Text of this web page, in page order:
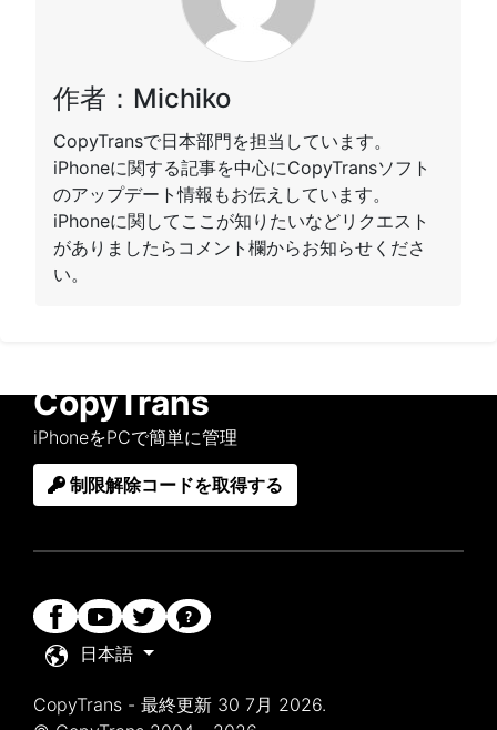
作者：Michiko
CopyTransで日本部門を担当しています。
iPhoneに関する記事を中心にCopyTransソフト
のアップデート情報もお伝えしています。
iPhoneに関してここが知りたいなどリクエスト
がありましたらコメント欄からお知らせくださ
い。
CopyTrans
iPhoneをPCで簡単に管理
制限解除コードを取得する
日本語
CopyTrans - 最終更新 30 7月 2026.